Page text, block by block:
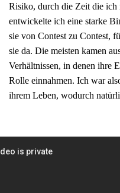
Risiko, durch die Zeit die ich
entwickelte ich eine starke
sie von Contest zu Contest,
sie da. Die meisten kamen
Verhältnissen, in denen ihre
Rolle einnahmen. Ich war
ihrem Leben, wodurch